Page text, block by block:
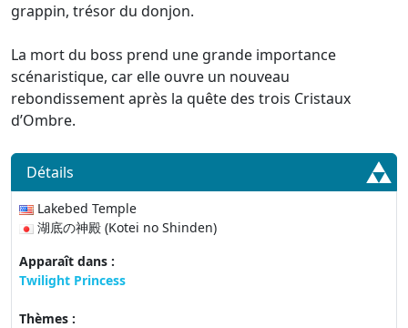
grappin, trésor du donjon.
La mort du boss prend une grande importance
scénaristique, car elle ouvre un nouveau
rebondissement après la quête des trois Cristaux
d’Ombre.
Détails
Lakebed Temple
湖底の神殿 (Kotei no Shinden)
Apparaît dans :
Twilight Princess
Thèmes :